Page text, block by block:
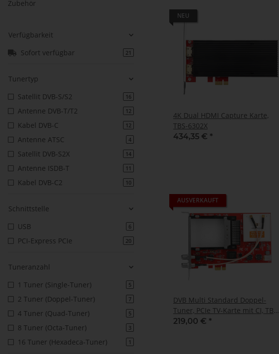
NEU
4K Dual HDMI Capture Karte,
TBS-6302X
434,35 € *
AUSVERKAUFT
DVB Multi Standard Doppel-
Tuner, PCIe TV-Karte mit CI, TBS-
6590
219,00 € *
Zubehör
Verfügbarkeit
Sofort verfügbar
21
Tunertyp
Satellit DVB-S/S2
16
Antenne DVB-T/T2 12
Kabel DVB-C 12
Antenne ATSC 4
Satellit DVB-S2X 14
Antenne ISDB-T 11
Kabel DVB-C2 10
Schnittstelle
USB
6
PCI-Express PCIe 20
Tuneranzahl
1 Tuner (Single-Tuner)
5
2 Tuner (Doppel-Tuner) 7
4 Tuner (Quad-Tuner) 5
8 Tuner (Octa-Tuner) 3
16 Tuner (Hexadeca-Tuner) 1